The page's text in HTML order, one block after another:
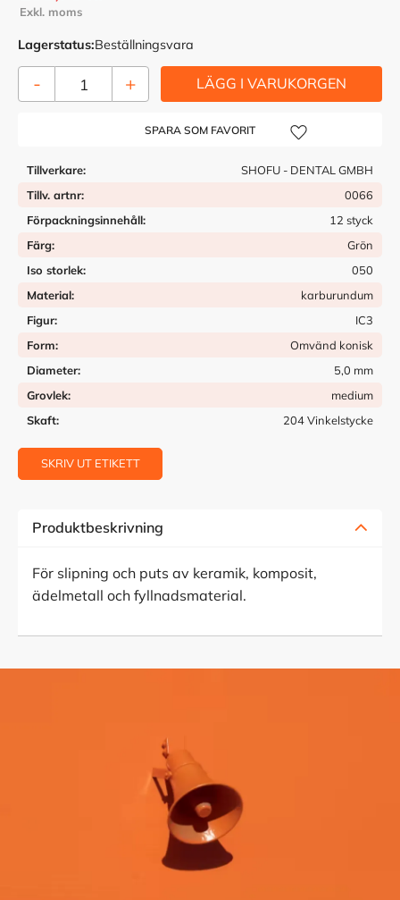
Lagerstatus Beställningsvara
+
-
Lägg till i önskelista
Tillverkare
SHOFU - DENTAL GMBH
Tillv. artnr
0066
Förpackningsinnehåll
12 styck
Färg
Grön
Iso storlek
050
Material
karburundum
Figur
IC3
Form
Omvänd konisk
Diameter
5,0 mm
Grovlek
medium
Skaft
204 Vinkelstycke
SKRIV UT ETIKETT
Produktbeskrivning
För slipning och puts av keramik, komposit,
ädelmetall och fyllnadsmaterial.